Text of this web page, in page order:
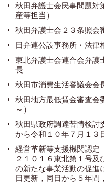
秋田弁護士会民事問題対
産等担当）
秋田弁護士会２３条照会
日弁連公設事務所・法律
東北弁護士会連合会弁護
長
秋田市消費生活審議会会
秋田地方最低賃金審査会
～）
秋田県政府調達苦情検討
から令和１０年７月１３
経営革新等支援機関認定
２１０１６東北第１号
の新たな事業活動の促進
日更新，同日から５年間